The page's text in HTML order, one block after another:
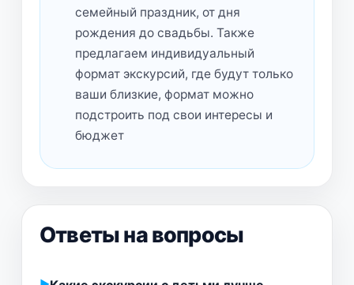
семейный праздник, от дня
рождения до свадьбы. Также
предлагаем индивидуальный
формат экскурсий, где будут только
ваши близкие, формат можно
подстроить под свои интересы и
бюджет
Ответы на вопросы